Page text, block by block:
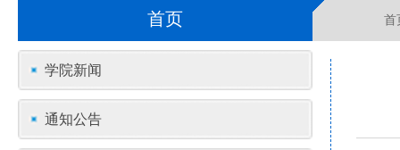
首页 首
学院新闻
通知公告